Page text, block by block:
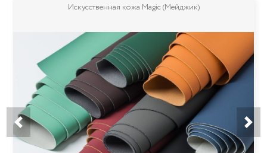
Искусственная кожа Magic (Мейджик)